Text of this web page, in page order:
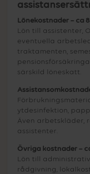
Lönekostnader – ca
Lön till assistenter,
eventuella
traktamenten,
särskild löneskatt.
ytdesinfektion,
Även arbetskläder,
assistenter.
Övriga kostnader –
Lön till
rådgivning,